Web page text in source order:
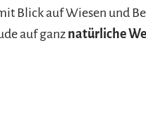
Blick auf Wiesen und
auf ganznatürliche